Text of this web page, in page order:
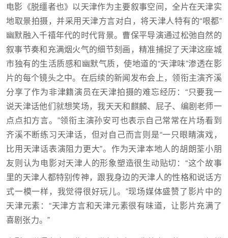
电影《脱缰者也》以天津作为主要叙事空间，全片在天津实
地取景拍摄，并采用天津方言对白，将天津人特有的“哏都”
幽默融入千禧年代的时代背景。曹保平导演通过松弛自然的
叙事节奏和充满烟火气的细节刻画，精准捕捉了天津这座城
市独有的生活质感和幽默气质，使地道的“天津味”渗透在影
片的每个镜头之中。在后续的新闻发布会上，领衔主演齐溪
分享了作为非津籍演员在天津拍摄的难忘经历：“只要我一
说天津话他们就想笑场，我天天和麒麟、屁子、编剧老师一
点点扣方言。”领衔主演孙安可也表示自己常常在片场看到
齐溪不断练习天津话，但对自己而言则是“一只眼睛演戏，
比用天津话表演阻力更大”。作为天津本地人的胡朗荃小朋
友则认为电影对天津人的形象塑造很生动贴切：“这个故事
里的天津人都特别传神，跟我身边的天津人的性格和说话方
式一模一样，我觉得很好玩儿。”现场媒体盛赞了影片中的
天津元素：“天津方言和天津元素很有味道，让影片充满了
喜剧张力。”